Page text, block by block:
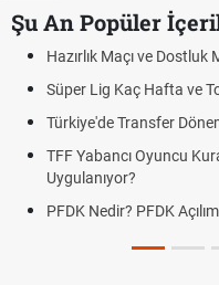
Şu An Popüler
Dostluk Maçı Nedir? Resmî
ve Toplam Kaç Maç
Dönemi Ne Zaman
Kuralı Nedir? Güncel
Açılımı, Görevleri ve Karar